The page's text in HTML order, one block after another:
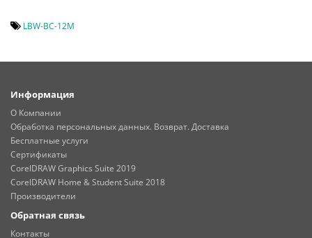
LBW-BC-12M
Информация
О Компании
Обработка персональных данных. Возврат. Доставка
Бесплатные услуги
Сертификаты
CorelDRAW Graphics Suite 2019
CorelDRAW Home & Student Suite 2018
Производители
Обратная связь
Контакты